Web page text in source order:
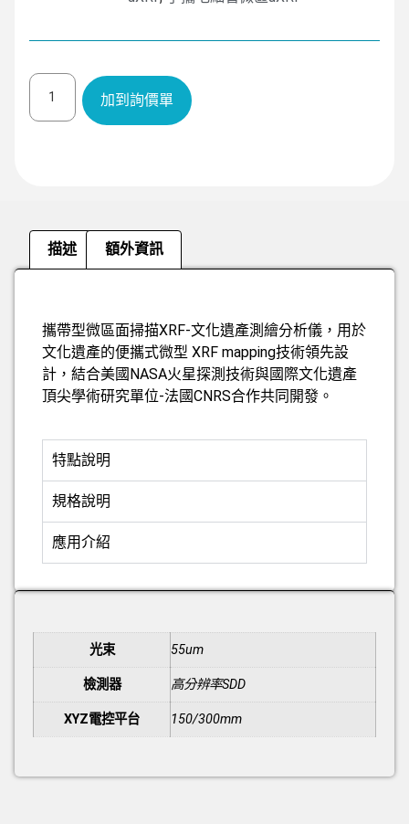
加到詢價單
描述 額外資訊
攜帶型微區面掃描XRF-文化遺產測繪分析儀，用於
文化遺產的便攜式微型 XRF mapping技術領先設
計，結合美國NASA火星探測技術與國際文化遺產
頂尖學術研究單位-法國CNRS合作共同開發。
特點說明
規格說明
應用介紹
光束 55um
檢測器 高分辨率SDD
XYZ電控平台 150/300mm